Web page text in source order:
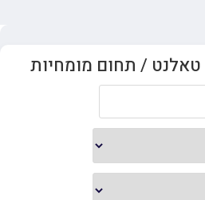
/ תחום מומחיות